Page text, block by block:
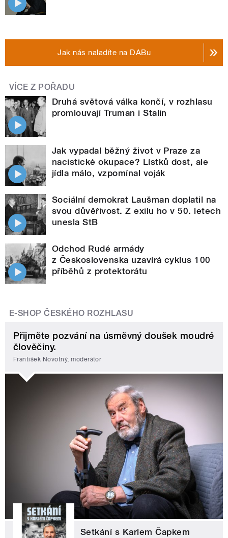
Jak nás naladíte na DABu
VÍCE Z POŘADU
Druhá světová válka končí, v rozhlasu
promlouvají Truman i Stalin
Jak vypadal běžný život v Praze za
nacistické okupace? Lístků dost, ale
jídla málo, vzpomínal voják
Sociální demokrat Laušman doplatil na
svou důvěřivost. Z exilu ho v 50. letech
unesla StB
Odchod Rudé armády
z Československa uzavírá cyklus 100
příběhů z protektorátu
E-SHOP ČESKÉHO ROZHLASU
Přijměte pozvání na úsměvný doušek moudré
člověčiny.
František Novotný, moderátor
Setkání s Karlem Čapkem